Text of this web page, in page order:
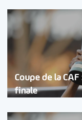
Coupe de la
finale